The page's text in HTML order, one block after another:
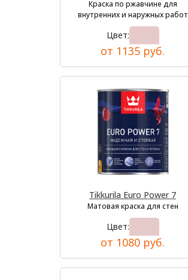
Краска по ржавчине для
внутренних и наружных работ
Цвет:
от 1135 руб.
Tikkurila Euro Power 7
Матовая краска для стен
Цвет:
от 1080 руб.